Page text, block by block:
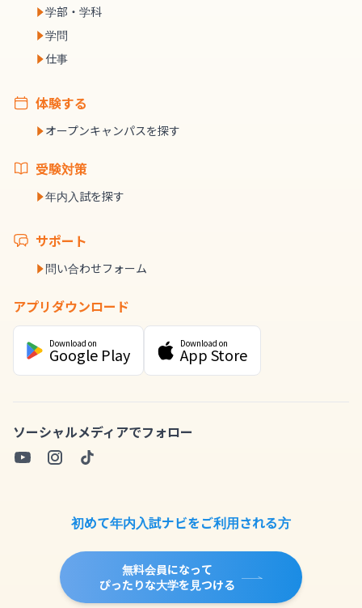
学部・学科
学問
仕事
体験する
オープンキャンパスを探す
受験対策
年内入試を探す
サポート
問い合わせフォーム
アプリダウンロード
Download on
Google Play
Download on
App Store
ソーシャルメディアでフォロー
初めて年内入試ナビをご利用される方
無料会員になって
ぴったりな大学を見つける